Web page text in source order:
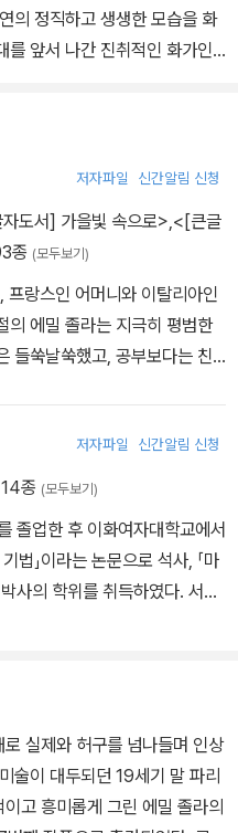
의 정직하고 생생한 모습을 화
를 앞서 나간 진취적인 화가인
저자파일 신간알림 신청
도서] 가을빛 속으로> <[큰글
종 (모두보기)
랑스인 어머니와 이탈리아인
의 에밀 졸라는 지극히 평범한
들쑥날쑥했고, 공부보다는 친
위해 에밀의 어머니는 파리로
상경한 에밀 졸라는 그의 지역
자연계 대학 입학시험에 실패
랑스 남부의 마르세유(Marsei
는 같았다. 크게 낙심한
기 위해 노력했고, 그렇게 2년
을 마련해 주었다. 이 시기에 그
되어 있던 문학적 재능에 신뢰
업 작가의 길을 걷기 시작한
저자파일 신간알림 신청
종 (모두보기)
졸업한 후 이화여자대학교에서
법」이라는 논문으로 석사, 「마
사의 학위를 취득하였다. 서울
모든 자유를 누리며』, 알랭 핑켈
철학 유언』, 마담 드 스탈 『독일
양』, 토마스 뢰머 『모호하신 하
프 『제사-하느님을 만나는 자
실제와 허구를 넘나들며 인상
고 흥미롭게 그린 에밀 졸라의